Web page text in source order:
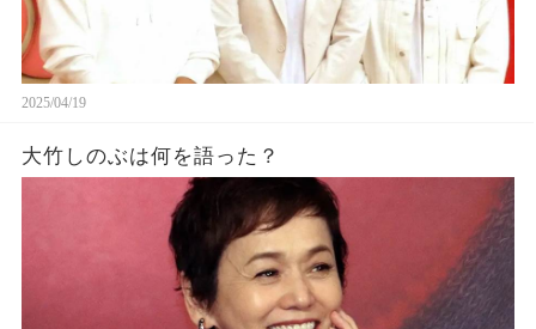
2025/04/19
大竹しのぶは何を語った？